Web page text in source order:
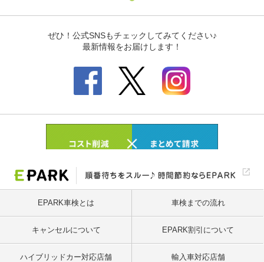
EPARK車検とは 車検までの流れ
キャンセルについて EPARK割引について
ハイブリッドカー対応店舗 輸入車対応店舗